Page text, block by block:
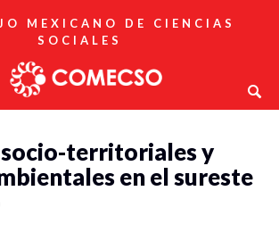
MEXICANO DE CIENCIAS
SOCIALES
socio-territoriales y
en el sureste